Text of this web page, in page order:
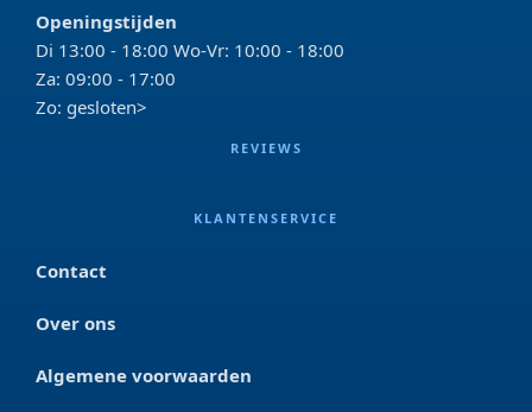
Openingstijden
Di 13:00 - 18:00 Wo-Vr: 10:00 - 18:00
Za: 09:00 - 17:00
Zo: gesloten>
REVIEWS
KLANTENSERVICE
Contact
Over ons
Algemene voorwaarden